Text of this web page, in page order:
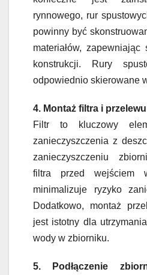
rynnowego, rur
powinny być
materiałów, zapewniając
konstrukcji. Rury
odpowiednio skierowane
4. Montaż filtra i
Filtr to kluczowy
zanieczyszczenia z
zanieczyszczeniu
filtra przed wejściem
minimalizuje ryzyko
Dodatkowo, montaż
jest istotny dla
wody w zbiorniku.
5. Podłączenie